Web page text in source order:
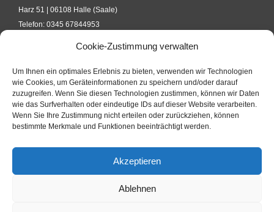
Cookie-Zustimmung verwalten
Um Ihnen ein optimales Erlebnis zu bieten, verwenden wir Technologien
wie Cookies, um Geräteinformationen zu speichern und/oder darauf
zuzugreifen. Wenn Sie diesen Technologien zustimmen, können wir Daten
wie das Surfverhalten oder eindeutige IDs auf dieser Website verarbeiten.
Wenn Sie Ihre Zustimmung nicht erteilen oder zurückziehen, können
bestimmte Merkmale und Funktionen beeinträchtigt werden.
Akzeptieren
Ablehnen
Harz 51 | 06108 Halle (Saale)
Telefon: 0345 67844953
KURSANFRAGE
KONTAKTFORMULAR